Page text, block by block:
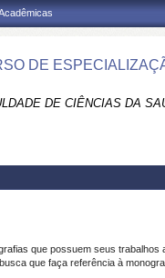
DE
DE CIÊNCIAS DA
que possuem seus trabalhos
que faça referência à